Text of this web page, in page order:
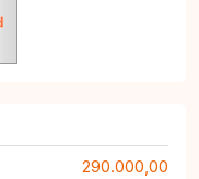
290.000,00